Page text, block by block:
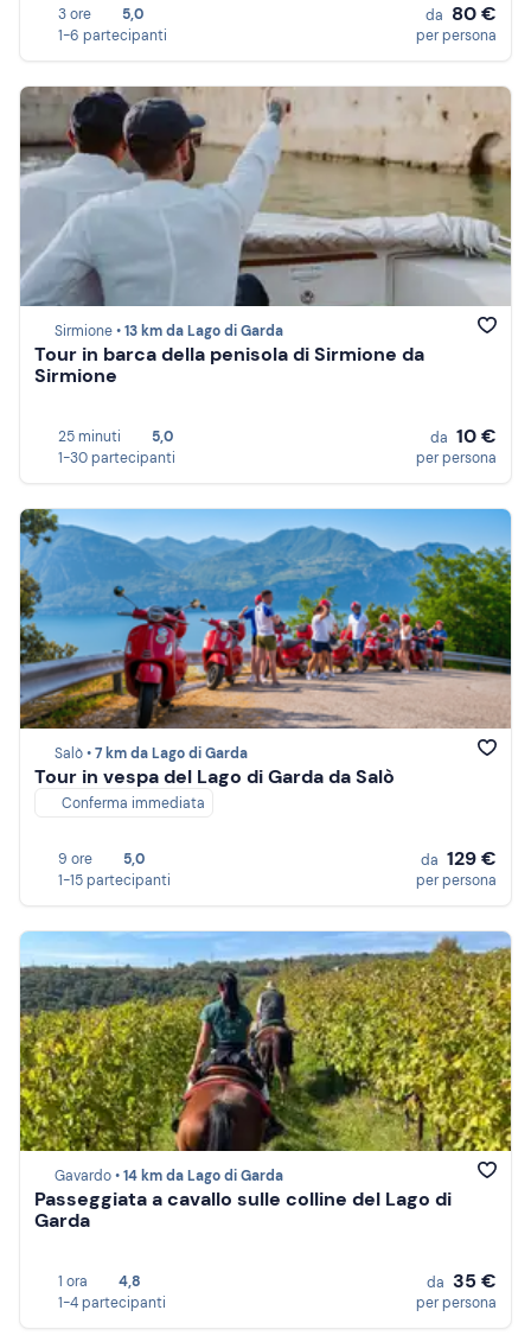
3 ore
5,0
1-6 partecipanti
da 80 €
per persona
Sirmione •13 km da Lago di Garda
Tour in barca della penisola di Sirmione da
Sirmione
25 minuti
5,0
1-30 partecipanti
da 10 €
per persona
Salò •7 km da Lago di Garda
Tour in vespa del Lago di Garda da Salò
Conferma immediata
9 ore
5,0
1-15 partecipanti
da 129 €
per persona
Gavardo •14 km da Lago di Garda
Passeggiata a cavallo sulle colline del Lago di
Garda
1 ora
4,8
1-4 partecipanti
da 35 €
per persona